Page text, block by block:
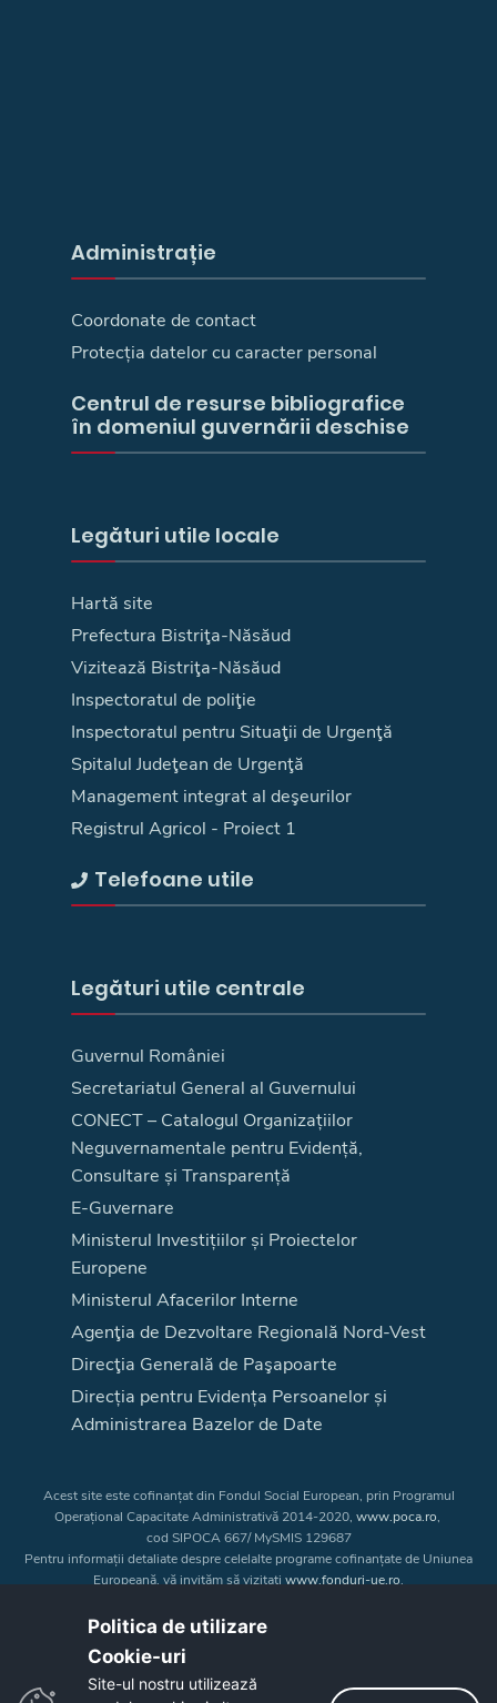
Administrație
Coordonate de contact
Protecția datelor cu caracter personal
Centrul de resurse bibliografice
în domeniul guvernării deschise
Legături utile locale
Hartă site
Prefectura Bistriţa-Năsăud
Vizitează Bistriţa-Năsăud
Inspectoratul de poliţie
Inspectoratul pentru Situaţii de Urgenţă
Spitalul Judeţean de Urgenţă
Management integrat al deşeurilor
Registrul Agricol - Proiect 1
Telefoane utile
Legături utile centrale
Guvernul României
Secretariatul General al Guvernului
CONECT – Catalogul Organizațiilor
Neguvernamentale pentru Evidență,
Consultare și Transparență
E-Guvernare
Ministerul Investițiilor și Proiectelor
Europene
Ministerul Afacerilor Interne
Agenţia de Dezvoltare Regională Nord-Vest
Direcţia Generală de Paşapoarte
Direcția pentru Evidența Persoanelor și
Administrarea Bazelor de Date
Acest site este cofinanțat din Fondul Social European, prin Programul
Operațional Capacitate Administrativă 2014-2020, www.poca.ro,
cod SIPOCA 667/ MySMIS 129687
Pentru informații detaliate despre celelalte programe cofinanțate de Uniunea
Europeană, vă invităm să vizitați www.fonduri-ue.ro.
a Uniunii Europene. Întreaga responsabilitate asupra
Politica de utilizare
Cookie-uri‎
Site-ul nostru utilizează